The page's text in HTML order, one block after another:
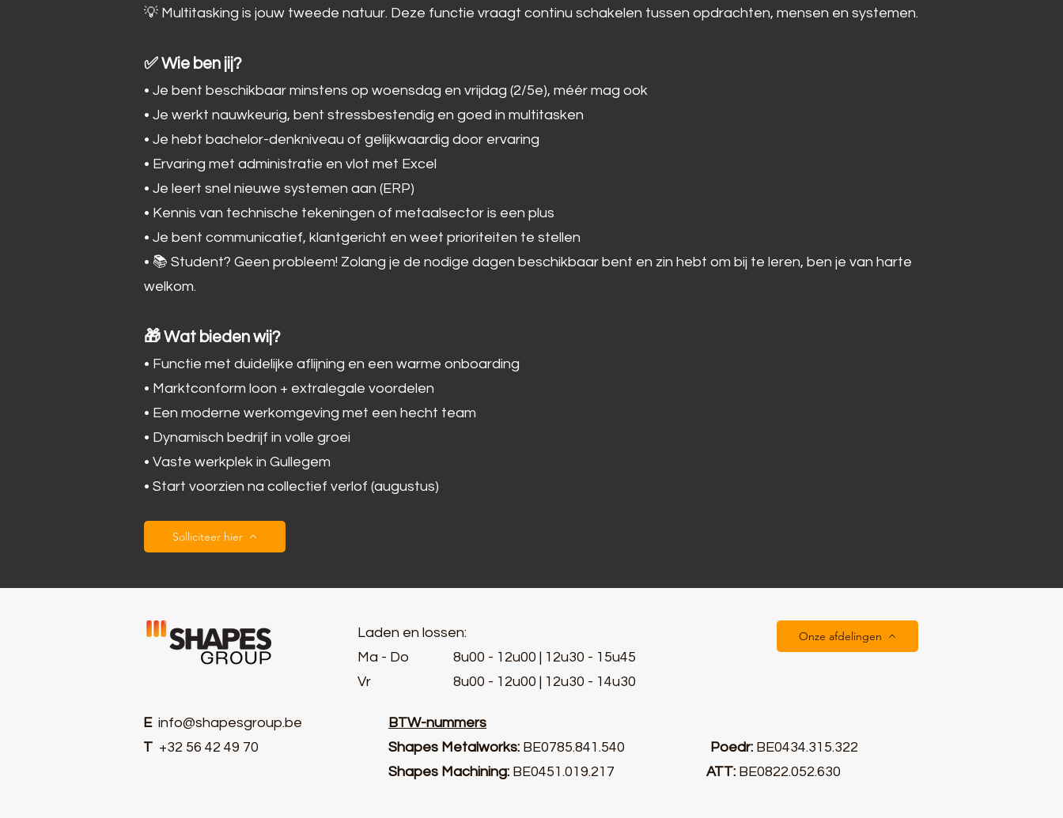
💡 Multitasking is jouw tweede natuur. Deze functie vraagt continu schakelen tussen opdrachten, mensen en systemen.
✅ Wie ben jij?
• Je bent beschikbaar minstens op woensdag en vrijdag (2/5e), méér mag ook
• Je werkt nauwkeurig, bent stressbestendig en goed in multitasken
• Je hebt bachelor-denkniveau of gelijkwaardig door ervaring
• Ervaring met administratie en vlot met Excel
• Je leert snel nieuwe systemen aan (ERP)
• Kennis van technische tekeningen of metaalsector is een plus
• Je bent communicatief, klantgericht en weet prioriteiten te stellen
• 📚 Student? Geen probleem! Zolang je de nodige dagen beschikbaar bent en zin hebt om bij te leren, ben je van harte
welkom.
🎁 Wat bieden wij?
• Functie met duidelijke aflijning en een warme onboarding
• Marktconform loon + extralegale voordelen
• Een moderne werkomgeving met een hecht team
• Dynamisch bedrijf in volle groei
• Vaste werkplek in Gullegem
• Start voorzien na collectief verlof (augustus)
Solliciteer hier
Laden en lossen:
Ma - Do 8u00 - 12u00 | 12u30 - 15u45
Vr 8u00 - 12u00 | 12u30 - 14u30
Onze afdelingen
E info@shapesgroup.be
T +32 56 42 49 70
BTW-nummers
Shapes Metalworks: BE0785.841.540 Poedr: BE0434.315.322
Shapes Machining: BE0451.019.217 ATT: BE0822.052.630